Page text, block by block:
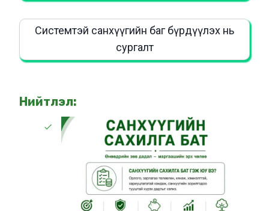
Системтэй санхүүгийн баг бүрдүүлэх нь
сургалт
Нийтлэл: